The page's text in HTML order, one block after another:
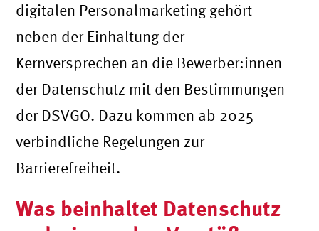
digitalen Personalmarketing gehört
neben der Einhaltung der
Kernversprechen an die Bewerber:innen
der Datenschutz mit den Bestimmungen
der DSVGO. Dazu kommen ab 2025
verbindliche Regelungen zur
Barrierefreiheit.
Was beinhaltet Datenschutz